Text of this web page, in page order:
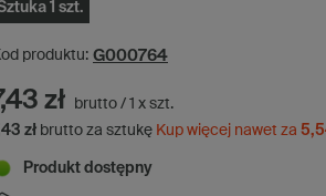
1 szt.
produktu: G000764
zł brutto / 1 x szt.
zł brutto za sztukę Kup więcej nawet za
Produkt dostępny